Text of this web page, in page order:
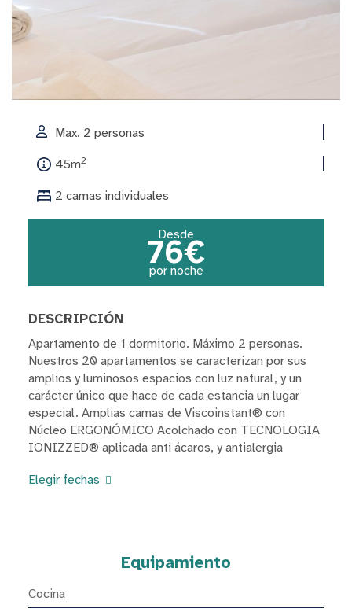
Max. 2 personas
45m2
2 camas individuales
Desde
76€
por noche
DESCRIPCIÓN
Apartamento de 1 dormitorio. Máximo 2 personas.
Nuestros 20 apartamentos se caracterizan por sus
amplios y luminosos espacios con luz natural, y un
carácter único que hace de cada estancia un lugar
especial. Amplias camas de Viscoinstant® con
Núcleo ERGONÓMICO Acolchado con TECNOLOGIA
IONIZZED® aplicada anti ácaros, y antialergia
Elegir fechas
Equipamiento
Cocina